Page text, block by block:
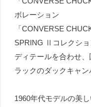
ボレーション
「CONVERSE
SPRING Ⅱコレクシ
ディテールを合わせ
ラックのダックキャン
1960年代モデルの美